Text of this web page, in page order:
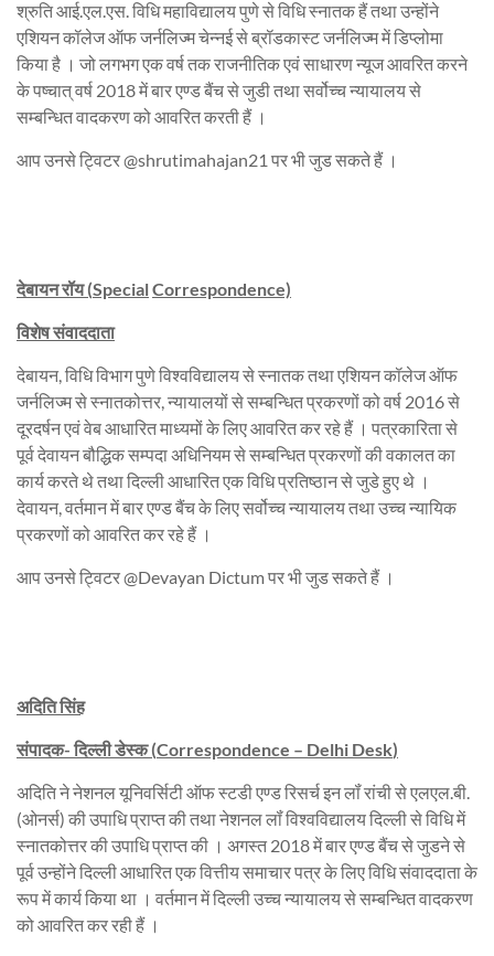
श्रुति आई.एल.एस. विधि महाविद्यालय पुणे से विधि स्नातक हैं तथा उन्होंने
एशियन कॉलेज ऑफ जर्नलिज्म चेन्नई से ब्रॉडकास्ट जर्नलिज्म में डिप्लोमा
किया है । जो लगभग एक वर्ष तक राजनीतिक एवं साधारण न्यूज आवरित करने
के पष्चात् वर्ष 2018 में बार एण्ड बैंच से जुडी तथा सर्वोच्च न्यायालय से
सम्बन्धित वादकरण को आवरित करती हैं ।
आप उनसे ट्विटर @shrutimahajan21 पर भी जुड सकते हैं ।
देबायनरॉय(SpecialCorrespondence)
विशेषसंवाददाता
देबायन, विधि विभाग पुणे विश्वविद्यालय से स्नातक तथा एशियन कॉलेज ऑफ
जर्नलिज्म से स्नातकोत्तर, न्यायालयों से सम्बन्धित प्रकरणों को वर्ष 2016 से
दूरदर्षन एवं वेब आधारित माध्यमों के लिए आवरित कर रहे हैं । पत्रकारिता से
पूर्व देवायन बौद्धिक सम्पदा अधिनियम से सम्बन्धित प्रकरणों की वकालत का
कार्य करते थे तथा दिल्ली आधारित एक विधि प्रतिष्ठान से जुडे हुए थे ।
देवायन, वर्तमान में बार एण्ड बैंच के लिए सर्वोच्च न्यायालय तथा उच्च न्यायिक
प्रकरणों को आवरित कर रहे हैं ।
आप उनसे ट्विटर @Devayan Dictum पर भी जुड सकते हैं ।
अदिति सिंह
संपादक- दिल्ली डेस्क(Correspondence – Delhi Desk)
अदिति ने नेशनल यूनिवर्सिटी ऑफ स्टडी एण्ड रिसर्च इन लॉं रांची से एलएल.बी.
(ओनर्स) की उपाधि प्राप्त की तथा नेशनल लॉं विश्वविद्यालय दिल्ली से विधि में
स्नातकोत्तर की उपाधि प्राप्त की । अगस्त 2018 में बार एण्ड बैंच से जुडने से
पूर्व उन्होंने दिल्ली आधारित एक वित्तीय समाचार पत्र के लिए विधि संवाददाता के
रूप में कार्य किया था । वर्तमान में दिल्ली उच्च न्यायालय से सम्बन्धित वादकरण
को आवरित कर रही हैं ।